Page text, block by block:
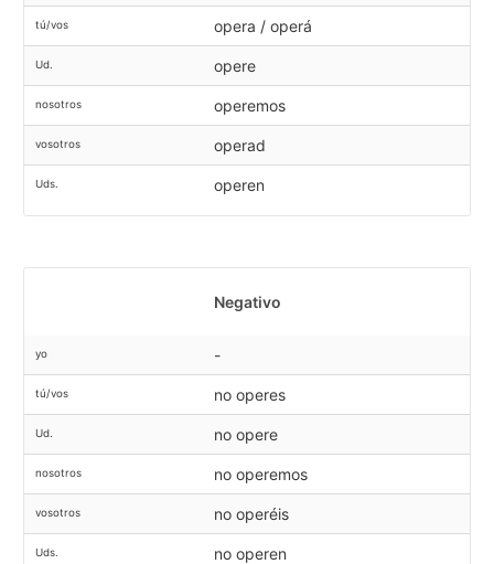
tú/vos opera / operá
Ud. opere
nosotros operemos
vosotros operad
Uds. operen
Negativo
yo -
tú/vos no operes
Ud. no opere
nosotros no operemos
vosotros no operéis
Uds. no operen